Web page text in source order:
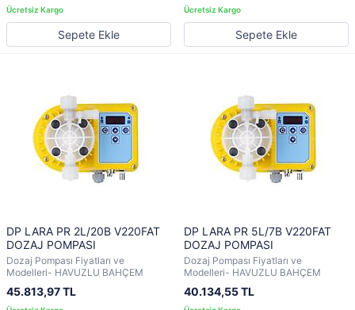
Sepete Ekle Sepete Ekle
DP LARA PR 2L/20B V220FAT
DOZAJ POMPASI
Dozaj Pompası Fiyatları ve
Modelleri- HAVUZLU BAHÇEM
45.813,97 TL
DP LARA PR 5L/7B V220FAT
DOZAJ POMPASI
Dozaj Pompası Fiyatları ve
Modelleri- HAVUZLU BAHÇEM
40.134,55 TL